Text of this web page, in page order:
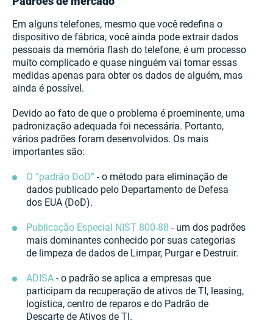
Em alguns telefones, mesmo que você redefina o
dispositivo de fábrica, você ainda pode extrair dados
pessoais da memória flash do telefone, é um processo
muito complicado e quase ninguém vai tomar essas
medidas apenas para obter os dados de alguém, mas
ainda é possível.
Devido ao fato de que o problema é proeminente, uma
padronização adequada foi necessária. Portanto,
vários padrões foram desenvolvidos. Os mais
importantes são:
O “padrão DoD” - o método para eliminação de
dados publicado pelo Departamento de Defesa
dos EUA (DoD).
Publicação Especial NIST 800-88 - um dos padrões
mais dominantes conhecido por suas categorias
de limpeza de dados de Limpar, Purgar e Destruir.
ADISA - o padrão se aplica a empresas que
participam da recuperação de ativos de TI, leasing,
logística, centro de reparos e do Padrão de
Descarte de Ativos de TI.